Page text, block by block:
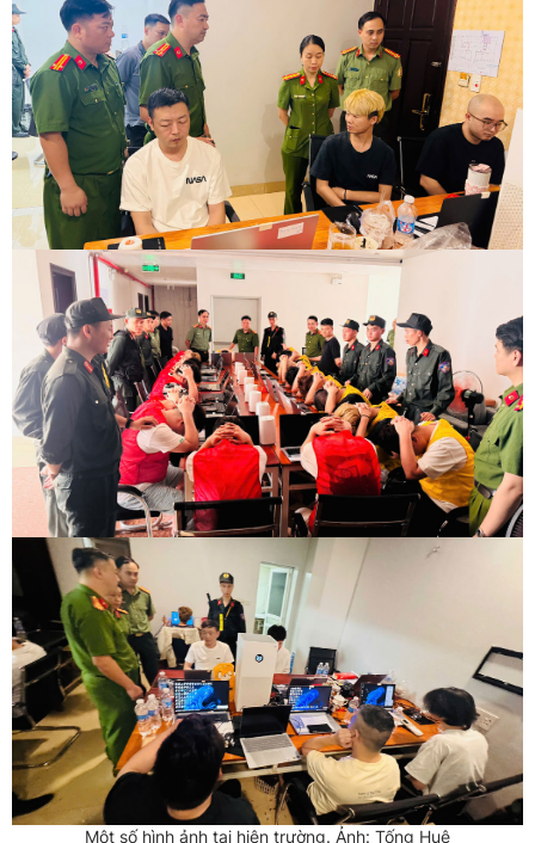
Một số hình ảnh tại hiện trường. Ảnh: Tống Huệ